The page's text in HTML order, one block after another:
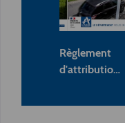
Règlement
d'attributio…